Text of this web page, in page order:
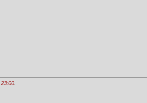
23:00